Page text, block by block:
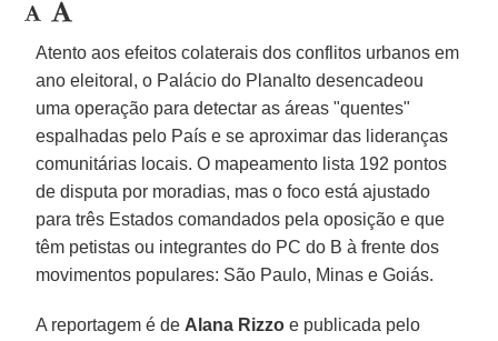
Atento aos efeitos colaterais dos conflitos urbanos em
ano eleitoral, o Palácio do Planalto desencadeou
uma operação para detectar as áreas "quentes"
espalhadas pelo País e se aproximar das lideranças
comunitárias locais. O mapeamento lista 192 pontos
de disputa por moradias, mas o foco está ajustado
para três Estados comandados pela oposição e que
têm petistas ou integrantes do PC do B à frente dos
movimentos populares: São Paulo, Minas e Goiás.
A reportagem é de Alana Rizzo e publicada pelo